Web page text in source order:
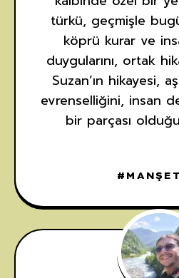
türkü, geçmişle
köprü kurar ve
duygularını, ortak
Suzan’ın hikayesi,
evrenselliğini, insan
bir parçası
MANŞET